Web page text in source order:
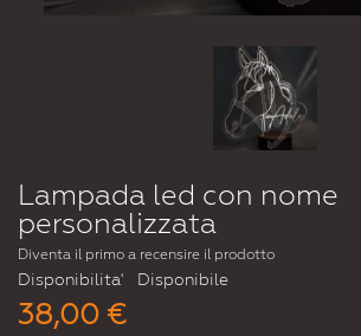
Lampada led con nome
personalizzata
Diventa il primo a recensire il prodotto
Disponibilita' Disponibile
38,00 €